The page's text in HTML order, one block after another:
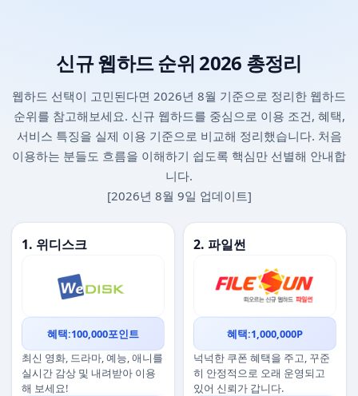
신규 웹하드 순위 2026 총정리
웹하드 선택이 고민된다면 2026년 8월 기준으로 정리한 웹하드
순위를 참고해보세요. 신규 웹하드를 중심으로 이용 조건, 혜택,
서비스 특징을 실제 이용 기준으로 비교해 정리했습니다. 처음
이용하는 분들도 흐름을 이해하기 쉽도록 핵심만 선별해 안내합
니다.
[2026년 8월 9일 업데이트]
1. 위디스크
혜택:100,000포인트
최신 영화, 드라마, 예능, 애니를
실시간 감상 및 내려받아 이용
해 보세요!
2. 파일썬
혜택:1,000,000P
넉넉한 쿠폰 혜택을 주고, 꾸준
히 안정적으로 오래 운영되고
있어 신뢰가 갑니다.